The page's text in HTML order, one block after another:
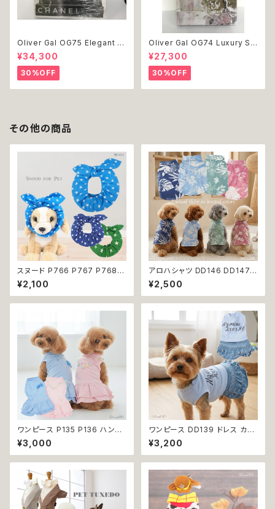
Oliver Gal OG75 Elegant E
ssentials Paris 絵 アート イ
ンテリア お祝い 贈り物 プレゼ
ント 結婚 新築 開店 周年 バー
スデイ 誕生日 ご褒美
¥34,300
30%OFF
Oliver Gal OG74 Luxury St
acked Shoes Rose Giftbo
x 絵 アート インテリア お祝い
贈り物 プレゼント 結婚 新築 開
店 周年 バースデイ 誕生日 ご褒
美
¥27,300
30%OFF
その他の商品
スヌード P766 P767 P768
カチューシャ うさ耳 たれ耳 うさ
みみ ドッグウェア ドッグ ウェア
ドッグウエア 犬 猫 ペット 服 犬
¥2,100
アロハシャツ DD146 DD147
DD148 DD149 アロハ トップス
シャツ ヤシの木 ハイビスカス
花柄 小型 中型 犬 犬服 猫 猫服
og おしゃれ かわいい 返品交換
不可
¥2,500
ワンピース P135 P136 ハンド
メイド ピンク ブルー ナチュラル
カラー パステルカラー ふんわり
カラー キラキラ ドッグウェア do
わいい おしゃれ デイリー フリン
ジ リボン ビーズ フリル ティア
ード 小型犬 返品交換不可
¥3,000
ワンピース DD139 ドレス カジ
ュアル スカート ハンドメイド パ
ピー 小型犬 犬 猫 ペット 服 犬
服 犬の服 猫服 猫の服 ドッグウ
け 返品交換不可
¥3,200